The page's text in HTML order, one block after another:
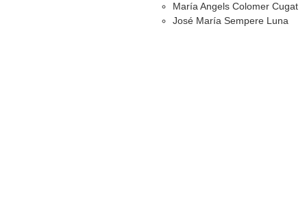
María Angels Colomer Cugat
José María Sempere Luna